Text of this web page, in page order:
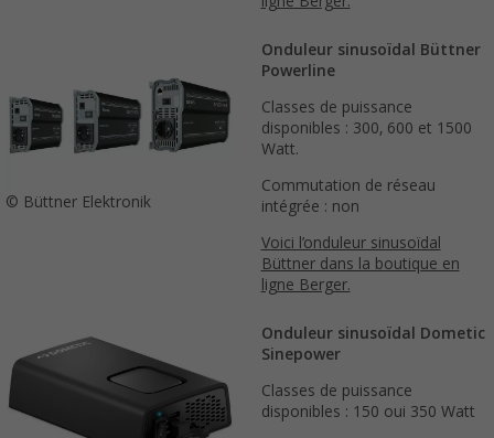
© Büttner Elektronik
Onduleur sinusoïdal Büttner
Powerline
Classes de puissance
disponibles : 300, 600 et 1500
Watt.
Commutation de réseau
intégrée : non
Voici l’onduleur sinusoïdal
Büttner dans la boutique en
ligne Berger.
Onduleur sinusoïdal Dometic
Sinepower
Classes de puissance
disponibles : 150 oui 350 Watt